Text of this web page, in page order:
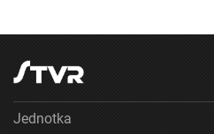
Jednotka